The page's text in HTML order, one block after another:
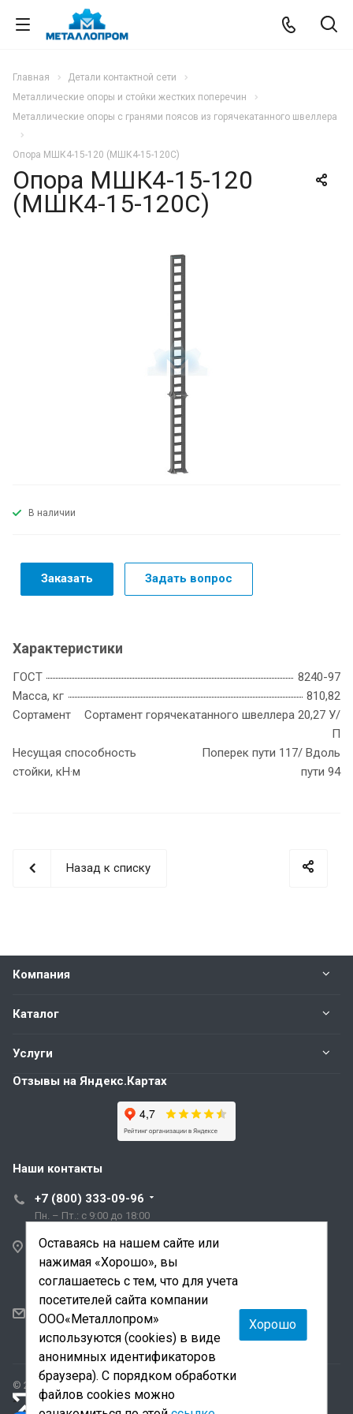
Главная
Детали контактной сети
Металлические опоры и стойки жестких поперечин
Металлические опоры с гранями поясов из горячекатанного швеллера
Опора МШК4-15-120 (МШК4-15-120С)
Опора МШК4-15-120
(МШК4-15-120С)
В наличии
Заказать Задать вопрос
Характеристики
ГОСТ
8240-97
Масса, кг
810,82
Сортамент
Сортамент горячекатанного швеллера 20,27 У/
П
Несущая способность
стойки, кН·м
Поперек пути 117/ Вдоль
пути 94
Назад к списку
Компания
Каталог
Услуги
Отзывы на Яндекс.Картах
Наши контакты
+7 (800) 333-09-96
Пн. – Пт.: с 9:00 до 18:00
Санкт-Петербург,
ул. Трефолева, д.2
лит. АБ
sale@mmetalloprom.ru
snab@mmetalloprom.ru
© 2026 Все права защищены.
«Лидер поиска»— продвижение сайта и поддержка
Оставаясь на нашем сайте или
нажимая «Хорошо», вы
соглашаетесь с тем, что для учета
посетителей сайта компании
ООО«Металлопром»
используются (cookies) в виде
анонимных идентификаторов
браузера). С порядком обработки
файлов cookies можно
Хорошо